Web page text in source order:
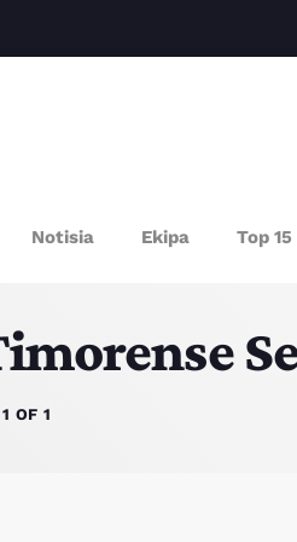
Notisia Ekipa Top 15
OF 1